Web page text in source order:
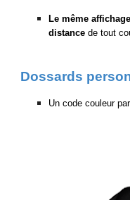
Le même
distance de tout
Dossards
Un code couleur